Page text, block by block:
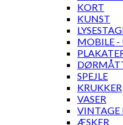
KORT
KUNST
MOBILE -
SPEJLE
KRUKKER
VASER
VINTAGE
ÆSKER